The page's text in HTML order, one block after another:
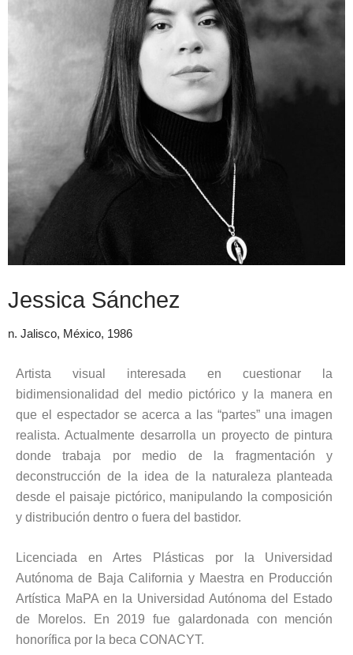
Jessica Sánchez
n. Jalisco, México, 1986
Artista visual interesada en cuestionar la
bidimensionalidad del medio pictórico y la manera en
que el espectador se acerca a las “partes” una imagen
realista. Actualmente desarrolla un proyecto de pintura
donde trabaja por medio de la fragmentación y
deconstrucción de la idea de la naturaleza planteada
desde el paisaje pictórico, manipulando la composición
y distribución dentro o fuera del bastidor.
Licenciada en Artes Plásticas por la Universidad
Autónoma de Baja California y Maestra en Producción
Artística MaPA en la Universidad Autónoma del Estado
de Morelos. En 2019 fue galardonada con mención
honorífica por la beca CONACYT.